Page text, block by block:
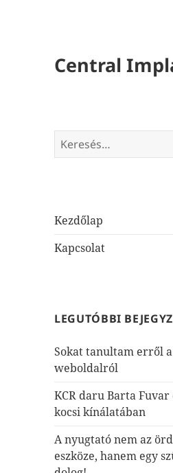
Central
Keresés:
Kezdőlap
Kapcsolat
LEGUTÓBBI
Sokat tanultam erről a
weboldalról
KCR daru Barta
kocsi kínálatában
A nyugtató nem az
eszköze, hanem egy